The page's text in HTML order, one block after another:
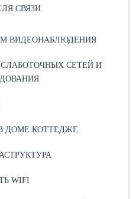
СВЯЗИ
ВИДЕОНАБЛЮДЕНИЯ
СЕТЕЙ И
ДОМЕ КОТТЕДЖЕ
WIFI